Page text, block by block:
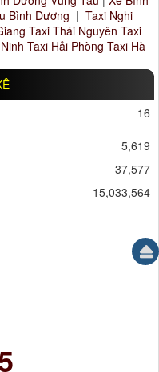
Bình Dương | Taxi Nghi
Taxi Thái Nguyên Taxi
Taxi Hải Phòng Taxi Hà
16
5,619
37,577
15,033,564